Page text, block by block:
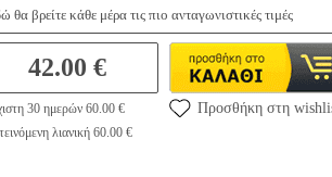
θα βρείτε κάθε μέρα τις πιο ανταγωνιστικές τιμές
42.00 €
30 ημερών 60.00 €
λιανική 60.00 €
Προσθήκη στη